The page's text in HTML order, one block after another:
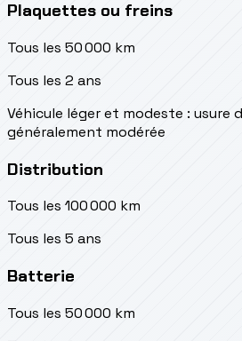
Plaquettes ou freins
Tous les 50 000 km
Tous les 2 ans
Véhicule léger et modeste : usure
généralement modérée
Distribution
Tous les 100 000 km
Tous les 5 ans
Batterie
Tous les 50 000 km